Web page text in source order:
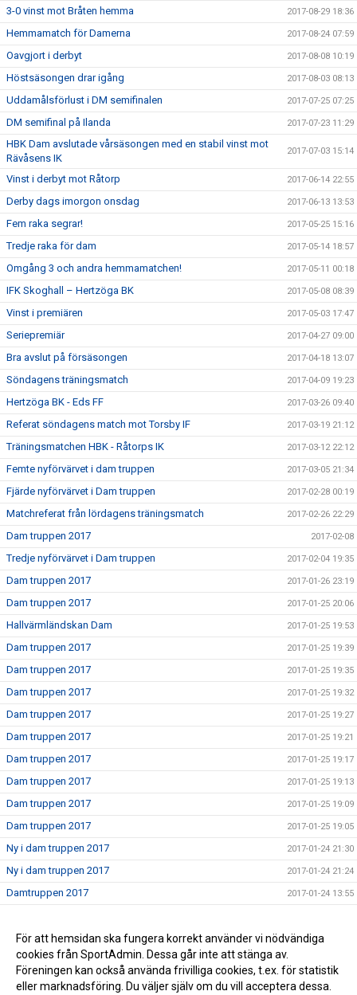
3-0 vinst mot Bråten hemma 2017-08-29 18:36
Hemmamatch för Damerna 2017-08-24 07:59
Oavgjort i derbyt 2017-08-08 10:19
Höstsäsongen drar igång 2017-08-03 08:13
Uddamålsförlust i DM semifinalen 2017-07-25 07:25
DM semifinal på Ilanda 2017-07-23 11:29
HBK Dam avslutade vårsäsongen med en stabil vinst mot
Rävåsens IK
2017-07-03 15:14
Vinst i derbyt mot Råtorp 2017-06-14 22:55
Derby dags imorgon onsdag 2017-06-13 13:53
Fem raka segrar! 2017-05-25 15:16
Tredje raka för dam 2017-05-14 18:57
Omgång 3 och andra hemmamatchen! 2017-05-11 00:18
IFK Skoghall – Hertzöga BK 2017-05-08 08:39
Vinst i premiären 2017-05-03 17:47
Seriepremiär 2017-04-27 09:00
Bra avslut på försäsongen 2017-04-18 13:07
Söndagens träningsmatch 2017-04-09 19:23
Hertzöga BK - Eds FF 2017-03-26 09:40
Referat söndagens match mot Torsby IF 2017-03-19 21:12
Träningsmatchen HBK - Råtorps IK 2017-03-12 22:12
Femte nyförvärvet i dam truppen 2017-03-05 21:34
Fjärde nyförvärvet i Dam truppen 2017-02-28 00:19
Matchreferat från lördagens träningsmatch 2017-02-26 22:29
Dam truppen 2017 2017-02-08
Tredje nyförvärvet i Dam truppen 2017-02-04 19:35
Dam truppen 2017 2017-01-26 23:19
Dam truppen 2017 2017-01-25 20:06
Hallvärmländskan Dam 2017-01-25 19:53
Dam truppen 2017 2017-01-25 19:39
Dam truppen 2017 2017-01-25 19:35
Dam truppen 2017 2017-01-25 19:32
Dam truppen 2017 2017-01-25 19:27
Dam truppen 2017 2017-01-25 19:21
Dam truppen 2017 2017-01-25 19:17
Dam truppen 2017 2017-01-25 19:13
Dam truppen 2017 2017-01-25 19:09
Dam truppen 2017 2017-01-25 19:05
Ny i dam truppen 2017 2017-01-24 21:30
Ny i dam truppen 2017 2017-01-24 21:24
Damtruppen 2017 2017-01-24 13:55
Nu börjar vi sätta truppen 2017 2017-01-24 00:17
Nu laddar vi för 2017 2017-01-24 00:14
För att hemsidan ska fungera korrekt använder vi nödvändiga
cookies från SportAdmin. Dessa går inte att stänga av.
Föreningen kan också använda frivilliga cookies, t.ex. för statistik
eller marknadsföring. Du väljer själv om du vill acceptera dessa.